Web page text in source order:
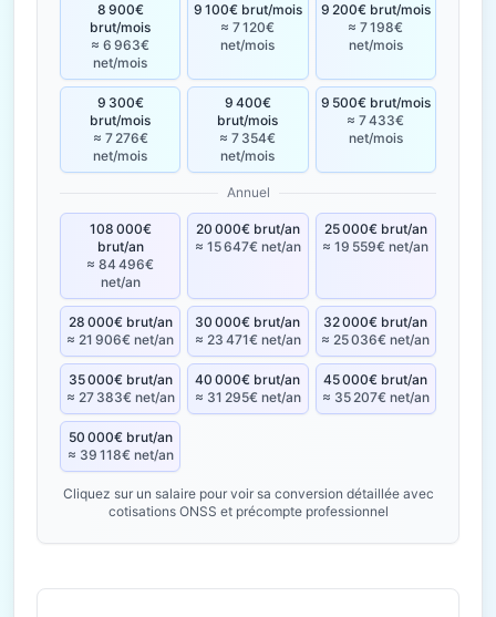
8 900€
brut/mois
≈ 6 963€
net/mois
9 100€ brut/mois
≈ 7 120€
net/mois
9 200€ brut/mois
≈ 7 198€
net/mois
9 300€
brut/mois
≈ 7 276€
net/mois
9 400€
brut/mois
≈ 7 354€
net/mois
9 500€ brut/mois
≈ 7 433€
net/mois
Annuel
108 000€
brut/an
≈ 84 496€
net/an
20 000€ brut/an
≈ 15 647€ net/an
25 000€ brut/an
≈ 19 559€ net/an
28 000€ brut/an
≈ 21 906€ net/an
30 000€ brut/an
≈ 23 471€ net/an
32 000€ brut/an
≈ 25 036€ net/an
35 000€ brut/an
≈ 27 383€ net/an
40 000€ brut/an
≈ 31 295€ net/an
45 000€ brut/an
≈ 35 207€ net/an
50 000€ brut/an
≈ 39 118€ net/an
Cliquez sur un salaire pour voir sa conversion détaillée avec
cotisations ONSS et précompte professionnel